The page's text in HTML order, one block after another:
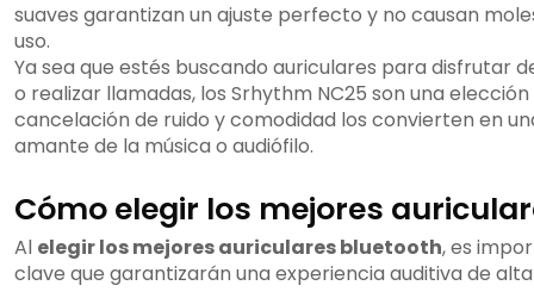
suaves garantizan un ajuste perfecto y no causan
uso.
Ya sea que estés buscando auriculares para disfrutar
o realizar llamadas, los Srhythm NC25 son una
cancelación de ruido y comodidad los convierten en
amante de la música o audiófilo.
Cómo elegir los mejores
Al elegir los mejores auriculares bluetooth, es
clave que garantizarán una experiencia auditiva de